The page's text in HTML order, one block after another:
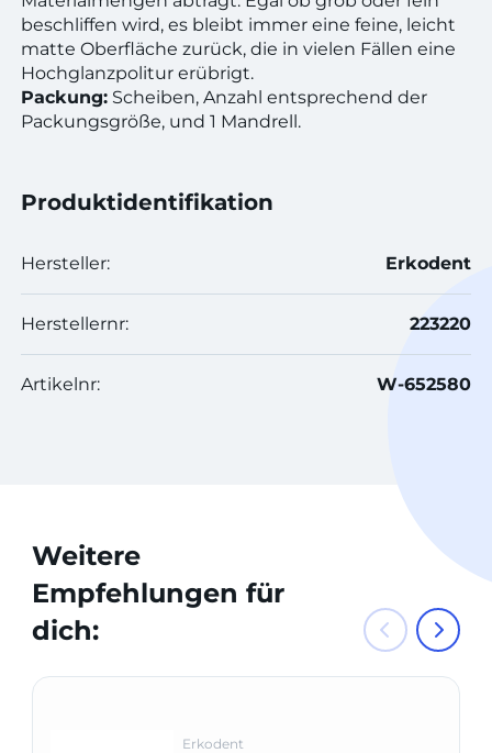
beschliffen wird, es bleibt immer eine feine, leicht
matte Oberfläche zurück, die in vielen Fällen eine
Hochglanzpolitur erübrigt.
Packung: Scheiben, Anzahl entsprechend der
Packungsgröße, und 1 Mandrell.
Produktidentifikation
Hersteller: Erkodent
Herstellernr: 223220
Artikelnr: W-652580
Weitere
Empfehlungen für
dich:
Erkodent